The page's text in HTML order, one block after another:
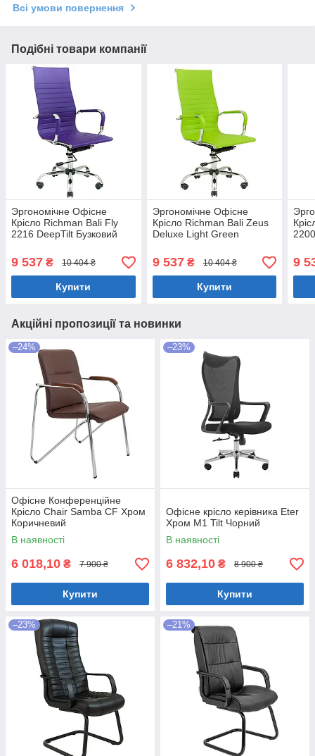
Всі умови повернення
Подібні товари компанії
Эргономічне Офісне
Крісло Richman Bali Fly
2216 DeepTilt Бузковий
9 537 ₴ 10 404 ₴
Купити
Эргономічне Офісне
Крісло Richman Bali Zeus
Deluxe Light Green
9 537₴ 10 404 ₴
Купити
9
Акційні пропозиції та новинки
–24%
Офісне Конференційне
Крісло Chair Samba CF Хром
Коричневий
В наявності
6 018,10 ₴ 7 900 ₴
Купити
–23%
Офісне крісло керівника Eter
Хром M1 Tilt Чорний
В наявності
6 832,10 ₴ 8 900 ₴
Купити
–23% –21%